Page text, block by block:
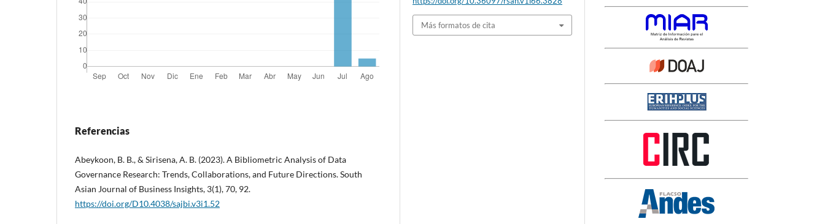
Referencias
Abeykoon, B. B., & Sirisena, A. B. (2023). A Bibliometric Analysis of Data
Governance Research: Trends, Collaborations, and Future Directions. South
Asian Journal of Business Insights, 3(1), 70, 92.
https://doi.org/D10.4038/sajbi.v3i1.52
Más formatos de cita